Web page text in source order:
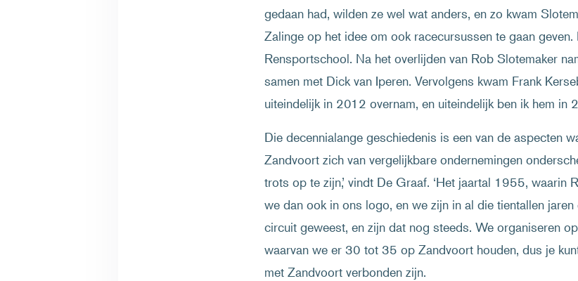
gedaan had, wilden ze wel wat anders, en zo kwam
Zalinge op het idee om ook racecursussen te gaan
Rensportschool. Na het overlijden van Rob Slotemaker
samen met Dick van Iperen. Vervolgens kwam Frank
uiteindelijk in 2012 overnam, en uiteindelijk ben ik hem in
Die decennialange geschiedenis is een van de aspecten
Zandvoort zich van vergelijkbare ondernemingen
trots op te zijn,’ vindt De Graaf. ‘Het jaartal 1955, waarin
we dan ook in ons logo, en we zijn in al die tientallen
circuit geweest, en zijn dat nog steeds. We organiseren
waarvan we er 30 tot 35 op Zandvoort houden, dus je
met Zandvoort verbonden zijn.